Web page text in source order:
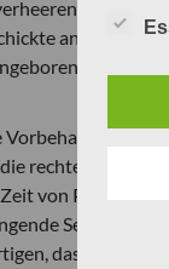
angesehen,
rechte Seite und
von Platon
Seite (vgl.
dass man